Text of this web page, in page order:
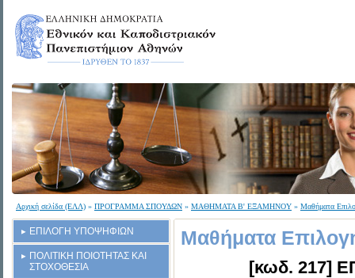
Αρχική σελίδα (ΕΛΛ) » ΠΡΟΓΡΑΜΜΑ ΣΠΟΥΔΩΝ » ΜΑΘΗΜΑΤΑ Β' ΕΞΑΜΗΝΟΥ » Μαθήματα
ΕΠΙΛΟΓΗ ΥΠΟΨΗΦΙΩΝ
ΠΟΛΙΤΙΚΗ ΠΟΙΟΤΗΤΑΣ ΚΑΙ
ΣΤΟΧΟΘΕΣΙΑ
Μαθήματα
[κωδ. 217]